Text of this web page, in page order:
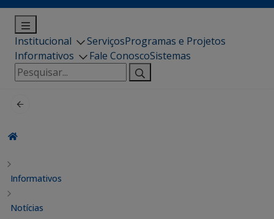
Institucional ServiçosProgramas e Projetos
Informativos
Fale ConoscoSistemas
Pesquisar
por:
Informativos
Notícias